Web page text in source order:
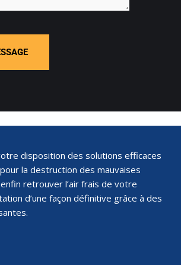
disposition des solutions efficaces
la destruction des mauvaises
retrouver l’air frais de votre
d’une façon définitive grâce à des